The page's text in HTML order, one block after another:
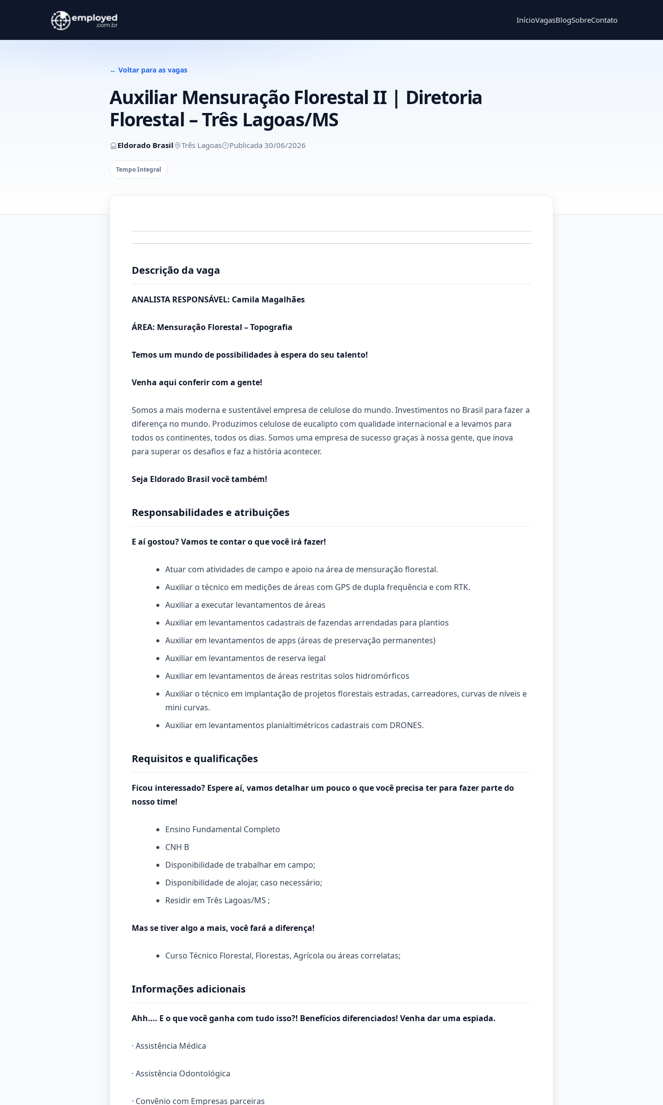
InícioVagasBlogSobreContato
← Voltar para as vagas
Auxiliar Mensuração Florestal II | Diretoria
Florestal – Três Lagoas/MS
Eldorado Brasil Três Lagoas Publicada 30/06/2026
Tempo Integral
Descrição da vaga
ANALISTA RESPONSÁVEL: Camila Magalhães
ÁREA: Mensuração Florestal – Topografia
Temos um mundo de possibilidades à espera do seu talento!
Venha aqui conferir com a gente!
Somos a mais moderna e sustentável empresa de celulose do mundo. Investimentos no Brasil para fazer a
diferença no mundo. Produzimos celulose de eucalipto com qualidade internacional e a levamos para
todos os continentes, todos os dias. Somos uma empresa de sucesso graças à nossa gente, que inova
para superar os desafios e faz a história acontecer.
Seja Eldorado Brasil você também!
Responsabilidades e atribuições
E aí gostou? Vamos te contar o que você irá fazer!
Atuar com atividades de campo e apoio na área de mensuração florestal.
Auxiliar o técnico em medições de áreas com GPS de dupla frequência e com RTK.
Auxiliar a executar levantamentos de áreas
Auxiliar em levantamentos cadastrais de fazendas arrendadas para plantios
Auxiliar em levantamentos de apps (áreas de preservação permanentes)
Auxiliar em levantamentos de reserva legal
Auxiliar em levantamentos de áreas restritas solos hidromórficos
Auxiliar o técnico em implantação de projetos florestais estradas, carreadores, curvas de níveis e
mini curvas.
Auxiliar em levantamentos planialtimétricos cadastrais com DRONES.
Requisitos e qualificações
Ficou interessado? Espere aí, vamos detalhar um pouco o que você precisa ter para fazer parte do
nosso time!
Ensino Fundamental Completo
CNH B
Disponibilidade de trabalhar em campo;
Disponibilidade de alojar, caso necessário;
Residir em Três Lagoas/MS ;
Mas se tiver algo a mais, você fará a diferença!
Curso Técnico Florestal, Florestas, Agrícola ou áreas correlatas;
Informações adicionais
Ahh…. E o que você ganha com tudo isso?! Benefícios diferenciados! Venha dar uma espiada.
· Assistência Médica
· Assistência Odontológica
· Convênio com Empresas parceiras